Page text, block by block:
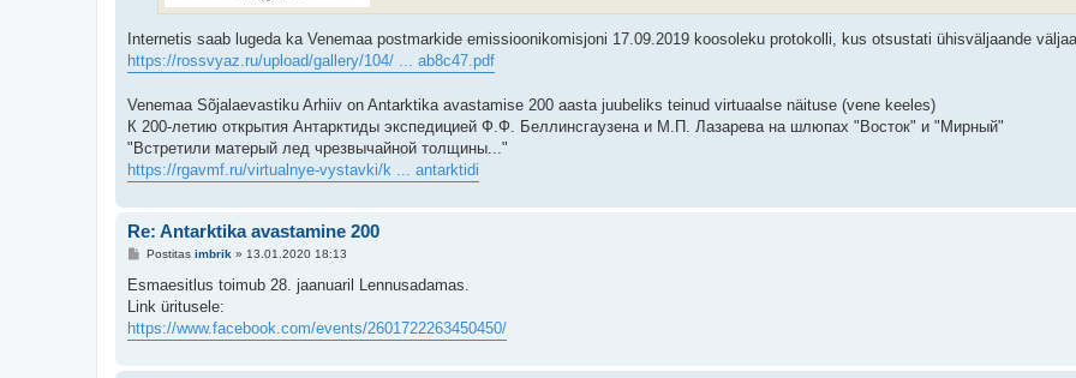
Internetis saab lugeda ka Venemaa postmarkide emissioonikomisjoni 17.09.2019 koosoleku protokolli, kus otsustati ühisväljaande
https://rossvyaz.ru/upload/gallery/104/ ... ab8c47.pdf
Venemaa Sõjalaevastiku Arhiiv on Antarktika avastamise 200 aasta juubeliks teinud virtuaalse näituse (vene keeles)
К 200-летию открытия Антарктиды экспедицией Ф.Ф. Беллинсгаузена и М.П. Лазарева на шлюпах "Восток" и "Мирный"
"Встретили матерый лед чрезвычайной толщины..."
https://rgavmf.ru/virtualnye-vystavki/k ... antarktidi
Re: Antarktika avastamine 200
P
s
i
t
u
Postitas imbrik» 13.01.2020 18:13
Esmaesitlus toimub 28. jaanuaril Lennusadamas.
Link üritusele:
https://www.facebook.com/events/2601722263450450/